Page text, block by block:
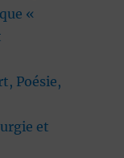
«
Poésie,
et